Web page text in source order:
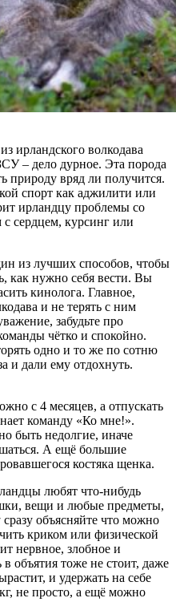
ирландского волкодава
– дело дурное. Эта порода
природу вряд ли получится.
спорт как аджилити или
ирландцу проблемы со
сердцем, курсинг или
из лучших способов, чтобы
как нужно себя вести. Вы
кинолога. Главное,
и не терять с ним
забудьте про
чётко и спокойно.
одно и то же по сотню
и дали ему отдохнуть.
с 4 месяцев, а отпускать
команду «Ко мне!».
быть недолгие, иначе
А ещё большие
костяка щенка.
любят что-нибудь
вещи и любые предметы,
объясняйте что можно
криком или физической
нервное, злобное и
объятия тоже не стоит, даже
и удержать на себе
не просто, а ещё можно